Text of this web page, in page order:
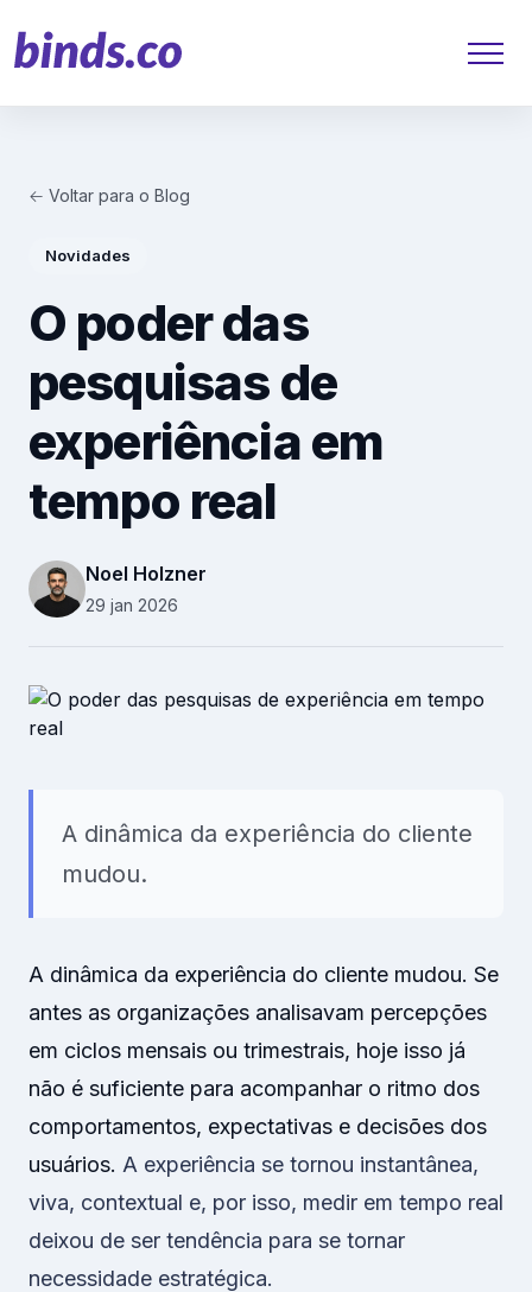
Financeiro
Varejo
Saúde
Marketing
Relacionamento B2B
Recursos
← Voltar para o Blog
Novidades
O poder das
pesquisas de
experiência em
tempo real
Noel Holzner
29 jan 2026
A dinâmica da experiência do cliente
mudou.
A dinâmica da experiência do cliente mudou. Se
antes as organizações analisavam percepções
em ciclos mensais ou trimestrais, hoje isso já
não é suficiente para acompanhar o ritmo dos
comportamentos, expectativas e decisões dos
usuários. A experiência se tornou instantânea,
viva, contextual e, por isso, medir em tempo real
deixou de ser tendência para se tornar
necessidade estratégica.